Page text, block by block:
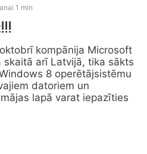
1 min
kompānija Microsoft
skaitā arī Latvijā, tika sākts
8 operētājsistēmu
datoriem un
lapā varat iepazīties